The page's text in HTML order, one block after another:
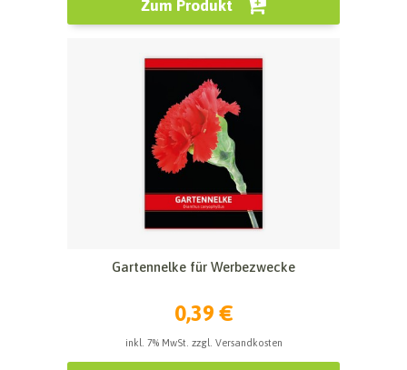
Zum Produkt
Gartennelke für Werbezwecke
0,39 €
inkl. 7% MwSt. zzgl. Versandkosten